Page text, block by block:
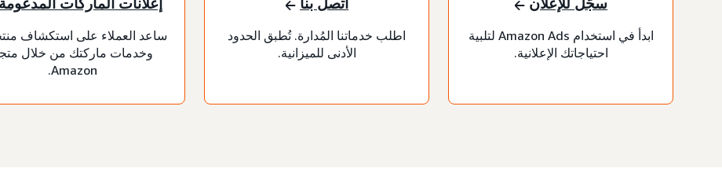
ابدأ في استخدام Amazon Ads لتلبية
احتياجاتك الإعلانية.
اطلب خدماتنا المُدارة. تُطبق الحدود
الأدنى للميزانية.
ساعد العملاء على استكشاف
وخدمات ماركتك من خلال
Amazon.